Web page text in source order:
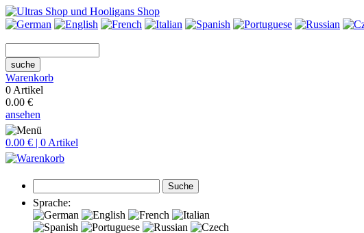
suche
Warenkorb
0 Artikel
0.00 €
ansehen
0.00 € | 0 Artikel
Suche
Sprache: